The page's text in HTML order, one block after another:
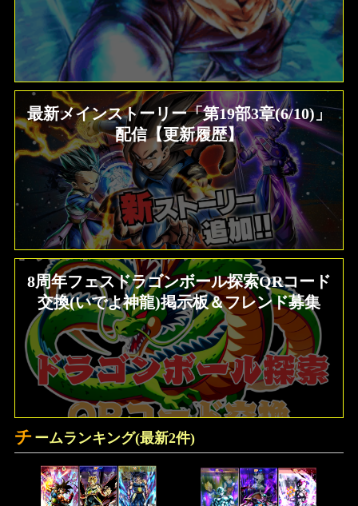
最新メインストーリー「第19部3章(6/10)」
配信【更新履歴】
8周年フェスドラゴンボール探索QRコード
交換(いでよ神龍)掲示板＆フレンド募集
チ ームランキング(最新2件)